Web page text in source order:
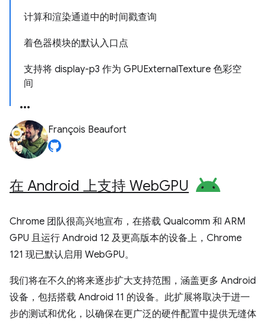
计算和渲染通道中的时间戳查询
着色器模块的默认入口点
支持将 display-p3 作为 GPUExternalTexture 色彩空
间
François Beaufort
在 Android 上支持 WebGPU
Chrome 团队很高兴地宣布，在搭载 Qualcomm 和 ARM
GPU 且运行 Android 12 及更高版本的设备上，Chrome
121 现已默认启用 WebGPU。
我们将在不久的将来逐步扩大支持范围，涵盖更多 Android
设备，包括搭载 Android 11 的设备。此扩展将取决于进一
步的测试和优化，以确保在更广泛的硬件配置中提供无缝体